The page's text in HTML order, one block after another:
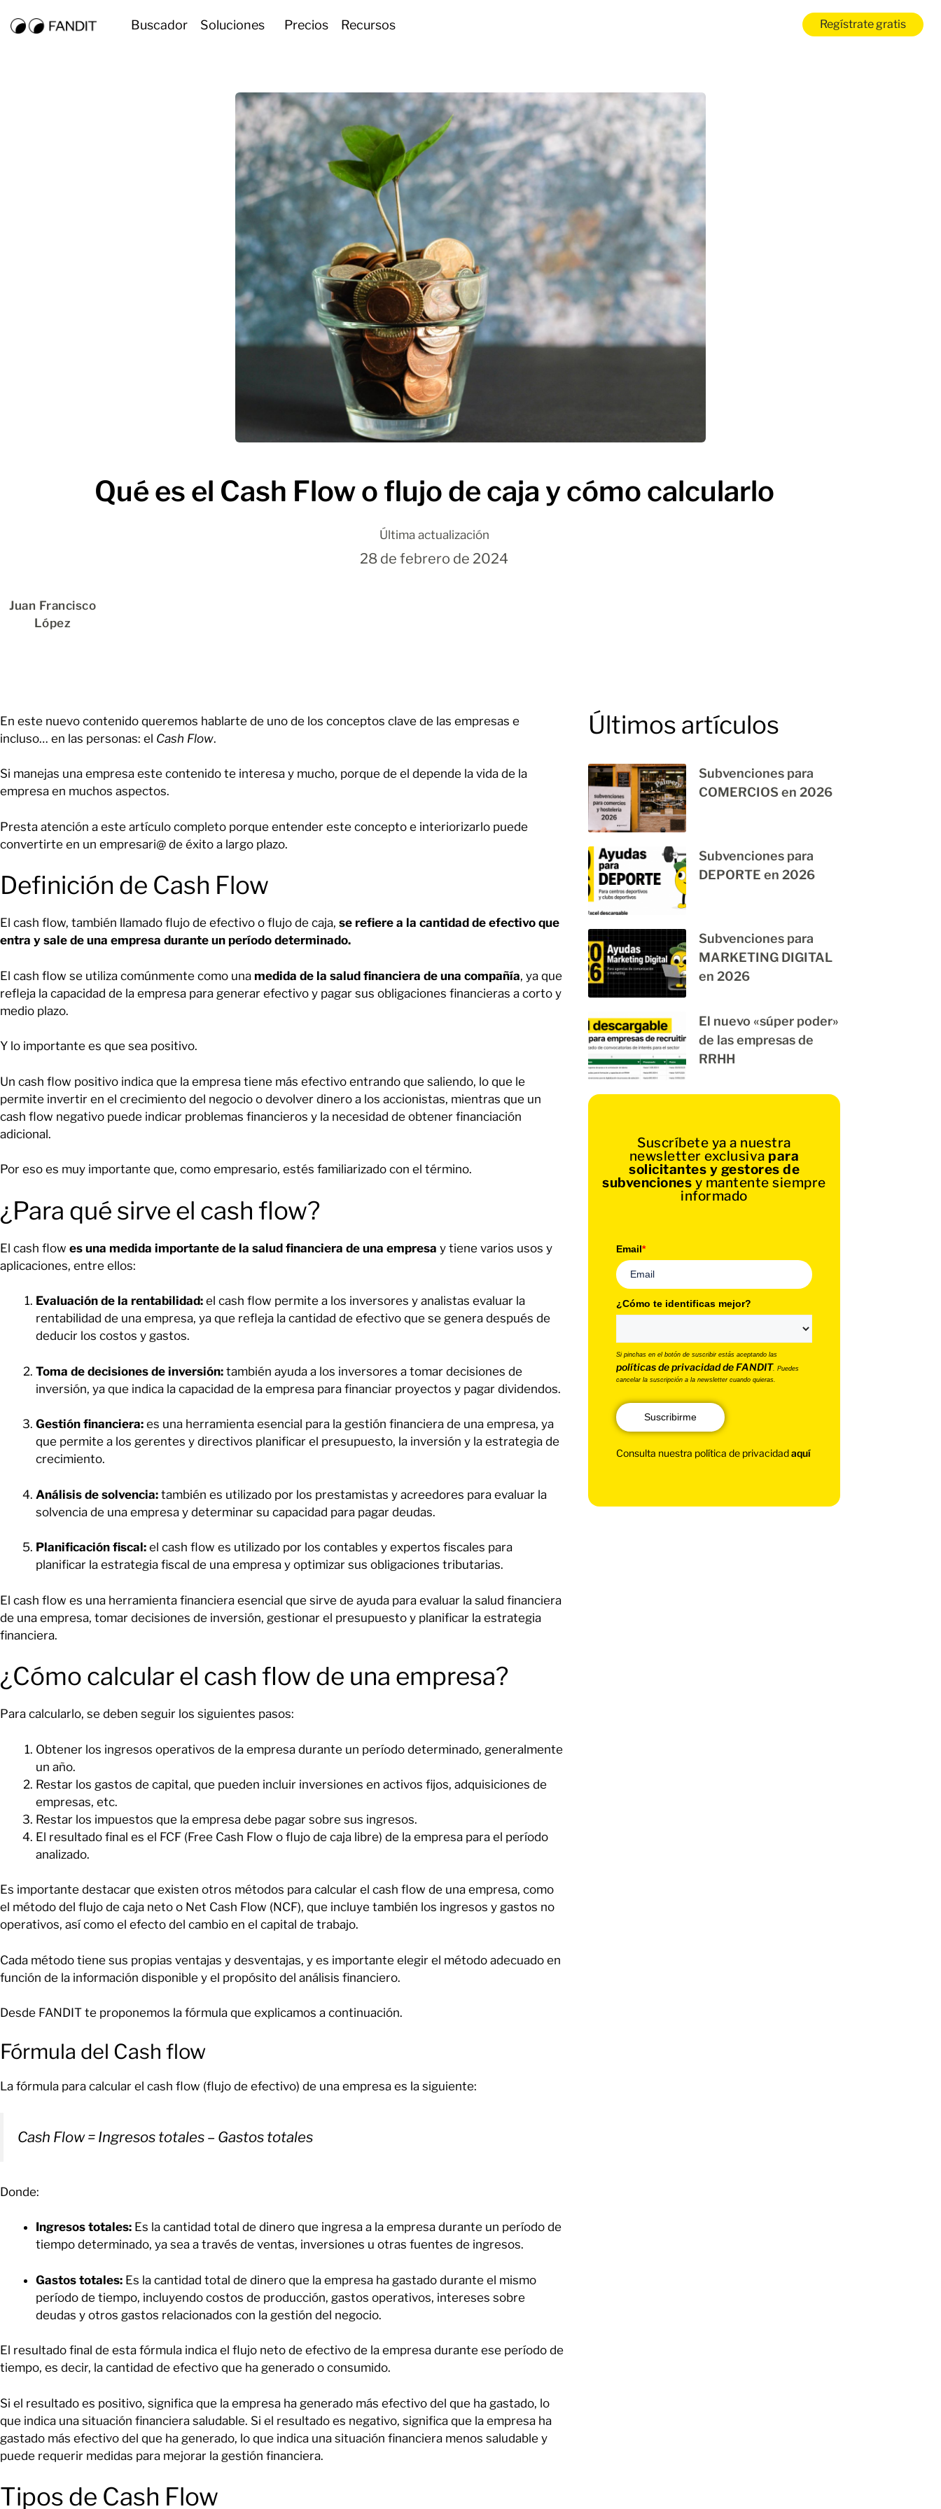
Buscador Soluciones Precios Recursos Regístrate gratis
Qué es el Cash Flow o flujo de caja y cómo calcularlo
Última actualización
28 de febrero de 2024
Juan Francisco
López
En este nuevo contenido queremos hablarte de uno de los conceptos clave de las empresas e
incluso… en las personas: el Cash Flow.
Si manejas una empresa este contenido te interesa y mucho, porque de el depende la vida de la
empresa en muchos aspectos.
Presta atención a este artículo completo porque entender este concepto e interiorizarlo puede
convertirte en un empresari@ de éxito a largo plazo.
Definición de Cash Flow
El cash flow, también llamado flujo de efectivo o flujo de caja, se refiere a la cantidad de efectivo que
entra y sale de una empresa durante un período determinado.
El cash flow se utiliza comúnmente como una medida de la salud financiera de una compañía, ya que
refleja la capacidad de la empresa para generar efectivo y pagar sus obligaciones financieras a corto y
medio plazo.
Y lo importante es que sea positivo.
Un cash flow positivo indica que la empresa tiene más efectivo entrando que saliendo, lo que le
permite invertir en el crecimiento del negocio o devolver dinero a los accionistas, mientras que un
cash flow negativo puede indicar problemas financieros y la necesidad de obtener financiación
adicional.
Por eso es muy importante que, como empresario, estés familiarizado con el término.
¿Para qué sirve el cash flow?
El cash flow es una medida importante de la salud financiera de una empresa y tiene varios usos y
aplicaciones, entre ellos:
Evaluación de la rentabilidad: el cash flow permite a los inversores y analistas evaluar la
rentabilidad de una empresa, ya que refleja la cantidad de efectivo que se genera después de
deducir los costos y gastos.
Toma de decisiones de inversión: también ayuda a los inversores a tomar decisiones de
inversión, ya que indica la capacidad de la empresa para financiar proyectos y pagar dividendos.
Gestión financiera: es una herramienta esencial para la gestión financiera de una empresa, ya
que permite a los gerentes y directivos planificar el presupuesto, la inversión y la estrategia de
crecimiento.
Análisis de solvencia: también es utilizado por los prestamistas y acreedores para evaluar la
solvencia de una empresa y determinar su capacidad para pagar deudas.
Planificación fiscal: el cash flow es utilizado por los contables y expertos fiscales para
planificar la estrategia fiscal de una empresa y optimizar sus obligaciones tributarias.
El cash flow es una herramienta financiera esencial que sirve de ayuda para evaluar la salud financiera
de una empresa, tomar decisiones de inversión, gestionar el presupuesto y planificar la estrategia
financiera.
¿Cómo calcular el cash flow de una empresa?
Para calcularlo, se deben seguir los siguientes pasos:
Obtener los ingresos operativos de la empresa durante un período determinado, generalmente
un año.
Restar los gastos de capital, que pueden incluir inversiones en activos fijos, adquisiciones de
empresas, etc.
Restar los impuestos que la empresa debe pagar sobre sus ingresos.
El resultado final es el FCF (Free Cash Flow o flujo de caja libre) de la empresa para el período
analizado.
Es importante destacar que existen otros métodos para calcular el cash flow de una empresa, como
el método del flujo de caja neto o Net Cash Flow (NCF), que incluye también los ingresos y gastos no
operativos, así como el efecto del cambio en el capital de trabajo.
Cada método tiene sus propias ventajas y desventajas, y es importante elegir el método adecuado en
función de la información disponible y el propósito del análisis financiero.
Desde FANDIT te proponemos la fórmula que explicamos a continuación.
Fórmula del Cash flow
La fórmula para calcular el cash flow (flujo de efectivo) de una empresa es la siguiente:
Cash Flow = Ingresos totales – Gastos totales
Donde:
Ingresos totales: Es la cantidad total de dinero que ingresa a la empresa durante un período de
tiempo determinado, ya sea a través de ventas, inversiones u otras fuentes de ingresos.
Gastos totales: Es la cantidad total de dinero que la empresa ha gastado durante el mismo
período de tiempo, incluyendo costos de producción, gastos operativos, intereses sobre
deudas y otros gastos relacionados con la gestión del negocio.
El resultado final de esta fórmula indica el flujo neto de efectivo de la empresa durante ese período de
tiempo, es decir, la cantidad de efectivo que ha generado o consumido.
Si el resultado es positivo, significa que la empresa ha generado más efectivo del que ha gastado, lo
que indica una situación financiera saludable. Si el resultado es negativo, significa que la empresa ha
gastado más efectivo del que ha generado, lo que indica una situación financiera menos saludable y
puede requerir medidas para mejorar la gestión financiera.
Tipos de Cash Flow
Últimos artículos
Subvenciones para
COMERCIOS en 2026
Subvenciones para
DEPORTE en 2026
Subvenciones para
MARKETING DIGITAL
en 2026
El nuevo «súper poder»
de las empresas de
RRHH
Suscríbete ya a nuestra
newsletter exclusiva para
solicitantes y gestores de
subvenciones y mantente siempre
informado
Email*
¿Cómo te identificas mejor?
Si pinchas en el botón de suscribir estás aceptando las
políticas de privacidad de FANDIT . Puedes
cancelar la suscripción a la newsletter cuando quieras.
Suscribirme
Consulta nuestra política de privacidadaquí